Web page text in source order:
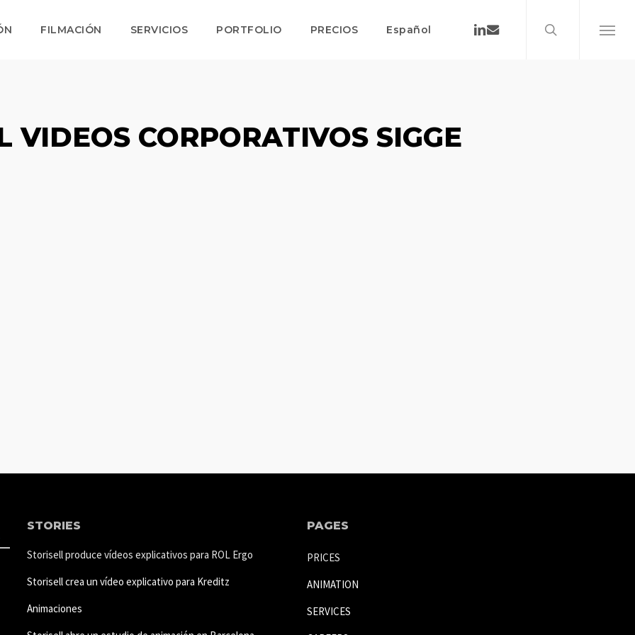
FILMACIÓN SERVICIOS PORTFOLIO PRECIOS Español Linkedin
Email
Menu
VIDEOS CORPORATIVOS SIGGE
STORIES
Storisell produce vídeos explicativos para ROL Ergo
Storisell crea un vídeo explicativo para Kreditz
Animaciones
PAGES
PRICES
ANIMATION
SERVICES